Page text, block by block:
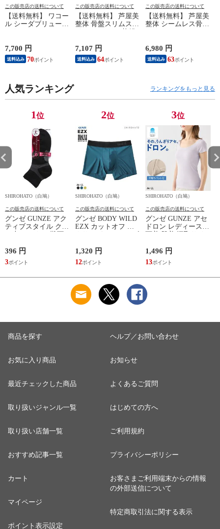
この販売店の送料について
【送料無料】 ワコー
ル シーダブリューエ
柔流 ノースリーブ
トップス タンクトッ
プ Uネック JAY390
7,700 円
送料込み 70
この販売店の送料について
【送料無料】 芦屋美
整体 骨盤スリムスタ
矯正 骨盤補正 補正
下着 シームレス レ
ディース
7,107 円
送料込み 64
この販売店の送料について
【送料無料】 芦屋美
整体 シームレス骨盤
ガードル 骨盤矯正
骨盤補正 補正下着
シームレス レディー
6,980 円
送料込み 63
人気ランキング ランキングをもっと見る
1位
SHIROHATO（白鳩）
この販売店の送料について
グンゼ GUNZE アク
ティブスタイル クル
ソックス
396 円
3
2位
SHIROHATO（白鳩）
この販売店の送料について
グンゼ BODY WILD
EZX カットオフ ボ
GUNZE ボディワイ
ルド イージーエック
ス
1,320 円
12
3位
SHIROHATO（白鳩）
この販売店の送料について
グンゼ GUNZE アセ
ドロン レディース
ーシャツ 吸汗速乾
1,496 円
13
商品を探す
お気に入り商品
最近チェックした商品
取り扱いジャンル一覧
取り扱い店舗一覧
おすすめ記事一覧
カート
マイページ
ポイント表示設定
ヘルプ／お問い合わせ
お知らせ
よくあるご質問
はじめての方へ
ご利用規約
プライバシーポリシー
お客さまご利用端末からの情報
の外部送信について
特定商取引法に関する表示